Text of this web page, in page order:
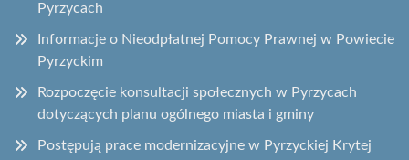
Pyrzycach
Informacje o Nieodpłatnej Pomocy Prawnej w Powiecie
Pyrzyckim
Rozpoczęcie konsultacji społecznych w Pyrzycach
dotyczących planu ogólnego miasta i gminy
Postępują prace modernizacyjne w Pyrzyckiej Krytej